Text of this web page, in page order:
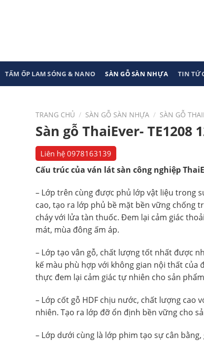
TẤM ỐP LAM SÓNG & NANO SÀN GỖ SÀN NHỰA TIN
TRANG CHỦ / SÀN GỖ SÀN NHỰA / SÀN GỖ
Sàn gỗ ThaiEver- TE1208
Liên hệ 0978163139
Cấu trúc của ván lát sàn công nghiệp
– Lớp trên cùng được phủ lớp vật liệu trong
cao, tạo ra lớp phủ bề mặt bền vững chống
cháy với lửa tàn thuốc. Đem lại cảm giác
mát, mùa đông ấm áp.
– Lớp tạo vân gỗ, chất lượng tốt nhất được
kế màu phù hợp với không gian nội thất của
thực đem lại cảm giác tự nhiên cho sản
– Lớp cốt gỗ HDF chịu nước, chất lượng cao
nhiên. Tạo ra lớp đỡ ổn định bền vững cho
– Lớp dưới cùng là lớp phim tạo sự cân